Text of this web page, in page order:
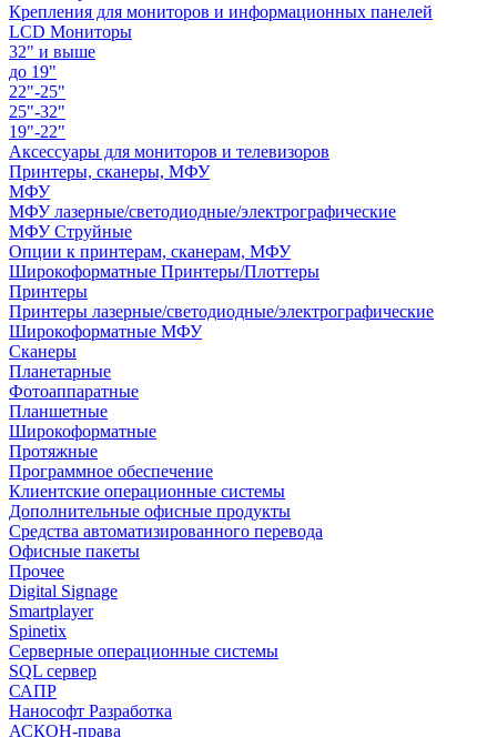
Крепления для мониторов и информационных панелей
LCD Мониторы
32" и выше
до 19"
22"-25"
25"-32"
19"-22"
Аксессуары для мониторов и телевизоров
Принтеры, сканеры, МФУ
МФУ
МФУ лазерные/светодиодные/электрографические
МФУ Струйные
Опции к принтерам, сканерам, МФУ
Широкоформатные Принтеры/Плоттеры
Принтеры
Принтеры лазерные/светодиодные/электрографические
Широкоформатные МФУ
Сканеры
Планетарные
Фотоаппаратные
Планшетные
Широкоформатные
Протяжные
Программное обеспечение
Клиентские операционные системы
Дополнительные офисные продукты
Средства автоматизированного перевода
Офисные пакеты
Прочее
Digital Signage
Smartplayer
Spinetix
Серверные операционные системы
SQL сервер
САПР
Нанософт Разработка
АСКОН-права